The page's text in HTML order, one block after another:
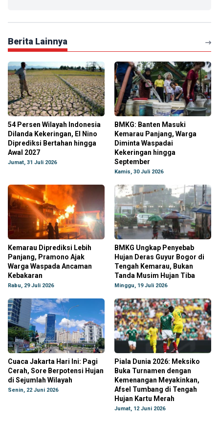
Berita Lainnya
54 Persen Wilayah Indonesia
Dilanda Kekeringan, El Nino
Diprediksi Bertahan hingga
Awal 2027
Jumat, 31 Juli 2026
BMKG: Banten Masuki
Kemarau Panjang, Warga
Diminta Waspadai
Kekeringan hingga
September
Kamis, 30 Juli 2026
Kemarau Diprediksi Lebih
Panjang, Pramono Ajak
Warga Waspada Ancaman
Kebakaran
Rabu, 29 Juli 2026
BMKG Ungkap Penyebab
Hujan Deras Guyur Bogor di
Tengah Kemarau, Bukan
Tanda Musim Hujan Tiba
Minggu, 19 Juli 2026
Cuaca Jakarta Hari Ini: Pagi
Cerah, Sore Berpotensi Hujan
di Sejumlah Wilayah
Senin, 22 Juni 2026
Piala Dunia 2026: Meksiko
Buka Turnamen dengan
Kemenangan Meyakinkan,
Afsel Tumbang di Tengah
Hujan Kartu Merah
Jumat, 12 Juni 2026